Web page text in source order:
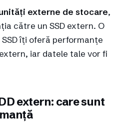
externe de stocare,
către un SSD extern. O
îți oferă performanțe
iar datele tale vor fi
extern: care sunt